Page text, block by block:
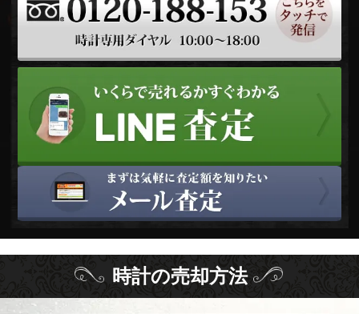
時計の売却方法